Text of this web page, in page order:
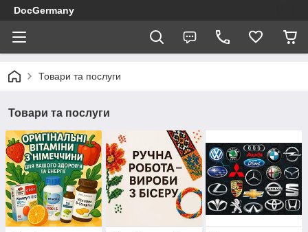
DocGermany
Товари та послуги
Товари та послуги